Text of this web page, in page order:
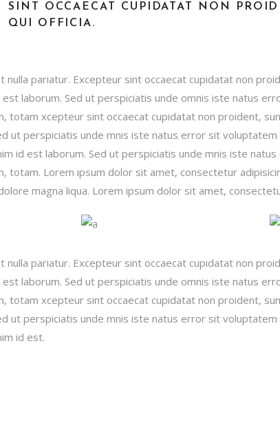
SINT OCCAECAT CUPIDATAT NON
QUI OFFICIA.
nulla pariatur. Excepteur sint occaecat cupidatat non
laborum. Sed ut perspiciatis unde omnis iste natus
totam xcepteur sint occaecat cupidatat non proident,
ut perspiciatis unde mnis iste natus error sit
id est laborum. Sed ut perspiciatis unde mnis iste
totam. Lorem ipsum dolor sit amet, consectetur
magna liqua. Lorem ipsum dolor sit amet,
nulla pariatur. Excepteur sint occaecat cupidatat non
laborum. Sed ut perspiciatis unde omnis iste natus
totam xcepteur sint occaecat cupidatat non proident,
ut perspiciatis unde mnis iste natus error sit
id est.